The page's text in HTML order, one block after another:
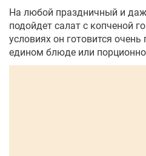
На любой праздничный и
подойдет салат с копченой
условиях он готовится очень
едином блюде или